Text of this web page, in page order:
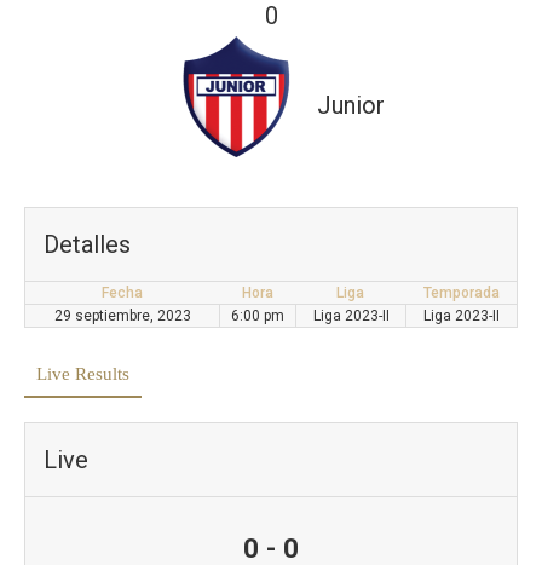
0
Junior
Detalles
Fecha Hora Liga
Temporada
29 septiembre, 2023
6:00 pm Liga 2023-II Liga 2023-II
Live Results
Live
0 - 0